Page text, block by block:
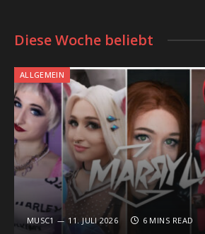
Diese Woche beliebt
ALLGEMEIN
MUSC1 11. JULI 2026 6 MINS READ